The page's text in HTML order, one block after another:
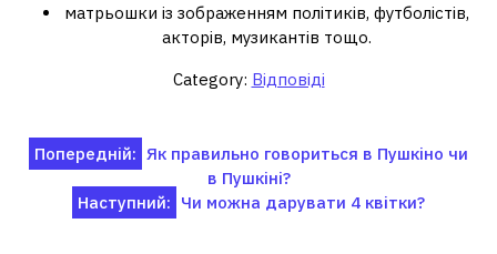
матрьошки із зображенням політиків, футболістів,
акторів, музикантів тощо.
Category: Відповіді
Навігація
записів
Попередній: Як правильно говориться в Пушкіно чи
в Пушкіні?
Наступний: Чи можна дарувати 4 квітки?